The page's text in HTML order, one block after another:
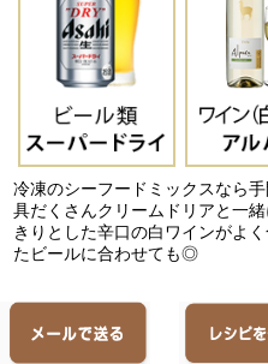
冷凍のシーフードミックスなら
具だくさんクリームドリアと一
きりとした辛口の白ワインがよ
たビールに合わせても◎